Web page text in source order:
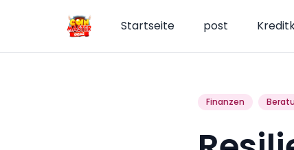
Startseite post
Finanzen